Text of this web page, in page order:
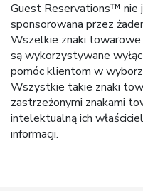
Guest Reservations™ nie
sponsorowana przez
Wszelkie znaki
są wykorzystywane
pomóc klientom w
Wszystkie takie znaki
zastrzeżonymi znakami
intelektualną ich
informacji.